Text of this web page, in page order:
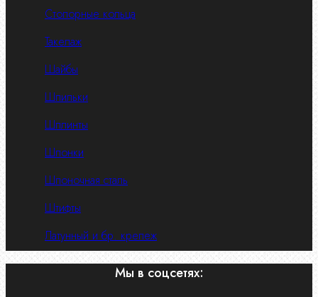
Стопорные кольца
Такелаж
Шайбы
Шпильки
Шплинты
Шпонки
Шпоночная сталь
Штифты
Латунный и бр. крепеж
Мы в соцсетях: